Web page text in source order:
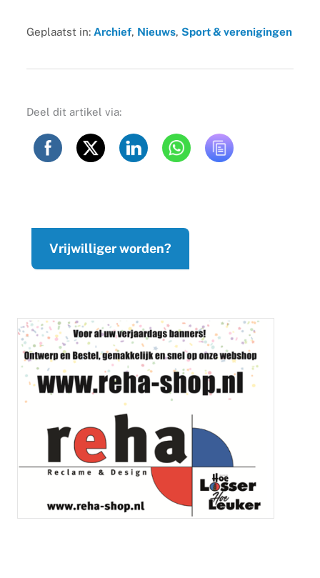
Geplaatst in: Archief, Nieuws, Sport & verenigingen
Deel dit artikel via:
Vrijwilliger worden?